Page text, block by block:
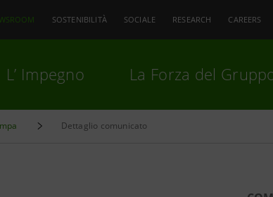
SOSTENIBILITÀ SOCIALE RESEARCH CAREERS
L’ Impegno La Forza del
Dettaglio comunicato